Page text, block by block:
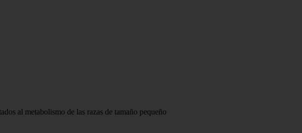
al metabolismo de las razas de tamaño pequeño